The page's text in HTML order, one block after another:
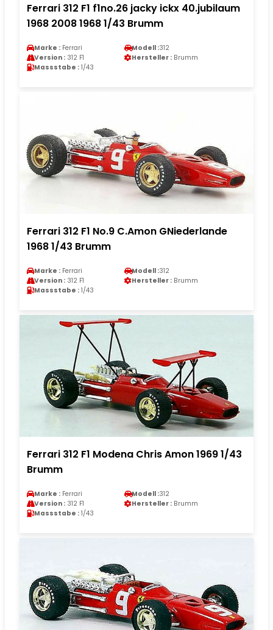
Ferrari 312 F1 f1no.26 jacky ickx 40.jubilaum
1968 2008 1968 1/43 Brumm
Marke : Ferrari Modell :312
Version : 312 F1 Hersteller : Brumm
Massstabe : 1/43
Ferrari 312 F1 No.9 C.Amon GNiederlande
1968 1/43 Brumm
Marke : Ferrari Modell :312
Version : 312 F1 Hersteller : Brumm
Massstabe : 1/43
Ferrari 312 F1 Modena Chris Amon 1969 1/43
Brumm
Marke : Ferrari Modell :312
Version : 312 F1 Hersteller : Brumm
Massstabe : 1/43